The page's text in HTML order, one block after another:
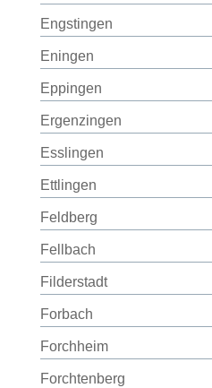
Engstingen
Eningen
Eppingen
Ergenzingen
Esslingen
Ettlingen
Feldberg
Fellbach
Filderstadt
Forbach
Forchheim
Forchtenberg